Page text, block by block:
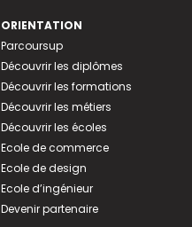
ORIENTATION
Parcoursup
Découvrir les diplômes
Découvrir les formations
Découvrir les métiers
Découvrir les écoles
Ecole de commerce
Ecole de design
Ecole d’ingénieur
Devenir partenaire